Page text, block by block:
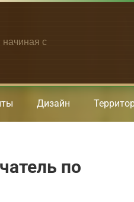
начиная с
Дизайн
по